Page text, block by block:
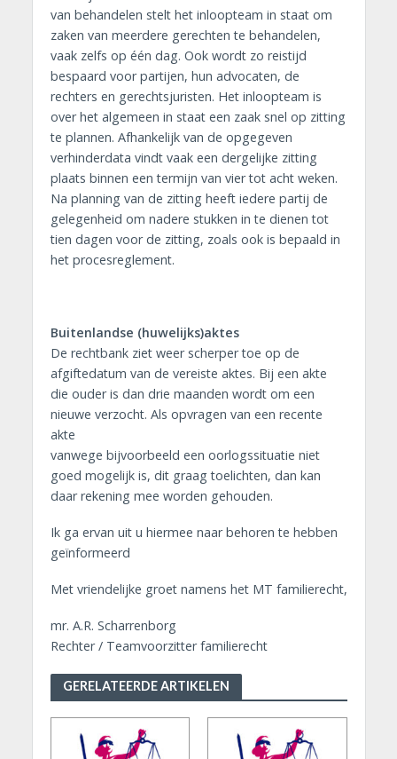
van behandelen stelt het inloopteam in staat om
zaken van meerdere gerechten te behandelen,
vaak zelfs op één dag. Ook wordt zo reistijd
bespaard voor partijen, hun advocaten, de
rechters en gerechtsjuristen. Het inloopteam is
over het algemeen in staat een zaak snel op zitting
te plannen. Afhankelijk van de opgegeven
verhinderdata vindt vaak een dergelijke zitting
plaats binnen een termijn van vier tot acht weken.
Na planning van de zitting heeft iedere partij de
gelegenheid om nadere stukken in te dienen tot
tien dagen voor de zitting, zoals ook is bepaald in
het procesreglement.
Buitenlandse (huwelijks)aktes
De rechtbank ziet weer scherper toe op de
afgiftedatum van de vereiste aktes. Bij een akte
die ouder is dan drie maanden wordt om een
nieuwe verzocht. Als opvragen van een recente
akte
vanwege bijvoorbeeld een oorlogssituatie niet
goed mogelijk is, dit graag toelichten, dan kan
daar rekening mee worden gehouden.
Ik ga ervan uit u hiermee naar behoren te hebben
geïnformeerd
Met vriendelijke groet namens het MT familierecht,
mr. A.R. Scharrenborg
Rechter / Teamvoorzitter familierecht
GERELATEERDE ARTIKELEN